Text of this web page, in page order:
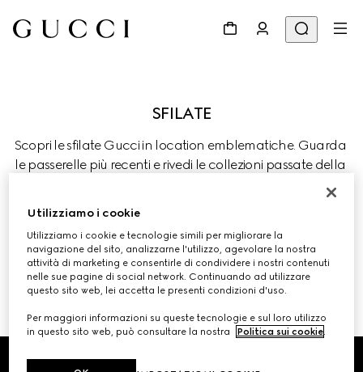
Scopri le sfilate Gucci in location emblematiche. Guarda
le passerelle più recenti e rivedi le collezioni passate della
Maison, dove tradizione, innovazione e creatività si
SFILATE ED EVENTI PRECEDENTI
Utilizziamo i cookie
Utilizziamo i cookie e tecnologie simili per migliorare la
navigazione del sito, analizzarne l'utilizzo, agevolare la nostra
attività di marketing e consentirle di condividere i nostri contenuti
nelle sue pagine di social network. Continuando ad utilizzare
questo sito web, lei accetta le presenti condizioni d'uso.
Per maggiori informazioni su queste tecnologie e sul loro utilizzo
in questo sito web, può consultare la nostra
Politica sui cookie.